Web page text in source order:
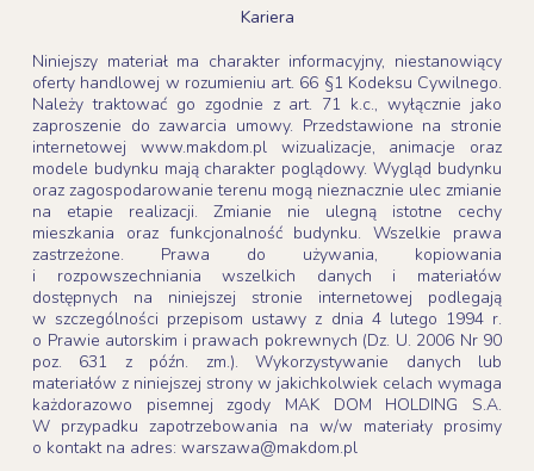
Kariera
Niniejszy materiał ma charakter informacyjny, niestanowiący
oferty handlowej w rozumieniu art. 66 §1 Kodeksu Cywilnego.
Należy traktować go zgodnie z art. 71 k.c., wyłącznie jako
zaproszenie do zawarcia umowy. Przedstawione na stronie
internetowej www.makdom.pl wizualizacje, animacje oraz
modele budynku mają charakter poglądowy. Wygląd budynku
oraz zagospodarowanie terenu mogą nieznacznie ulec zmianie
na etapie realizacji. Zmianie nie ulegną istotne cechy
mieszkania oraz funkcjonalność budynku. Wszelkie prawa
zastrzeżone. Prawa do używania, kopiowania
i rozpowszechniania wszelkich danych i materiałów
dostępnych na niniejszej stronie internetowej podlegają
w szczególności przepisom ustawy z dnia 4 lutego 1994 r.
o Prawie autorskim i prawach pokrewnych (Dz. U. 2006 Nr 90
poz. 631 z późn. zm.). Wykorzystywanie danych lub
materiałów z niniejszej strony w jakichkolwiek celach wymaga
każdorazowo pisemnej zgody MAK DOM HOLDING S.A.
W przypadku zapotrzebowania na w/w materiały prosimy
o kontakt na adres: warszawa@makdom.pl